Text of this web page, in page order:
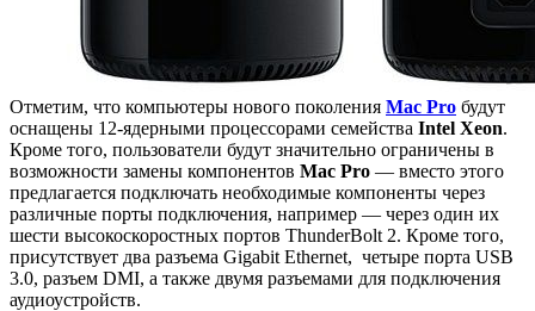
Отметим, что компьютеры нового поколения Mac Pro будут
оснащены 12-ядерными процессорами семейства Intel Xeon.
Кроме того, пользователи будут значительно ограничены в
возможности замены компонентов Mac Pro — вместо этого
предлагается подключать необходимые компоненты через
различные порты подключения, например — через один их
шести высокоскоростных портов ThunderBolt 2. Кроме того,
присутствует два разъема Gigabit Ethernet, четыре порта USB
3.0, разъем DMI, а также двумя разъемами для подключения
аудиоустройств.